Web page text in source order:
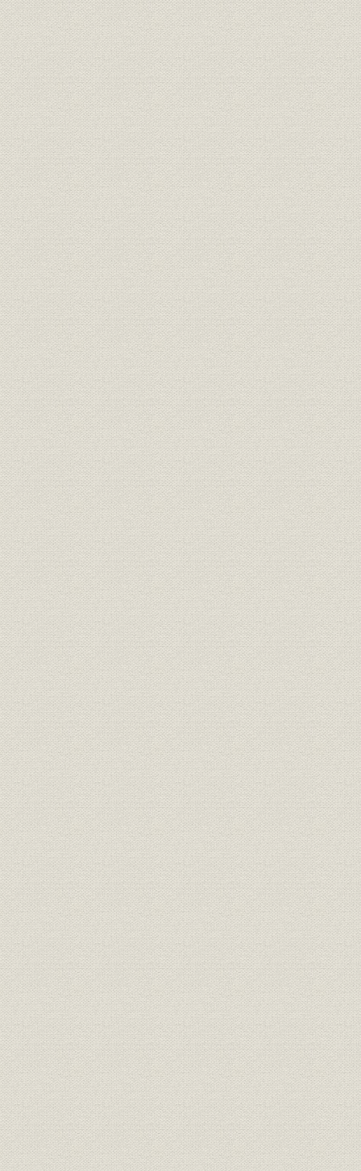
[表]7-2-4 暫定保険料と厚生養老保険の保険料の比較
[表]7-2-5 一件当り金額と物価との対比(昭和九~二三年度)
[表]7-2-6 事業費率の推移(昭和一五~二五年)
[表]7-2-7 昭和22年度の月別新契約高(昭和二二年四月~二三年三月)
[表]7-2-8 団体月払保険の新契約高の推移(昭和二三~三〇年度)
[表]7-2-9 昭和23年度設置の主要団体
[表]7-2-10 自由満期保険の現金満期・証券満期の金額例表
[表]7-2-11 自由満期安定保険保険料例
[表]7-2-12 種類別新契約高(昭和二三~二六年)
[表]7-2-13 簡保・民保(全生保)・当社の新契約高推移(昭和一九~三
[表]7-2-14 家庭月払保険の新契約高(昭和二四~三〇年度)
[表]7-2-15 日本とアメリカの団体定期保険の新契約高・保有契約高
[表]7-2-16 昭和25年度成立のグループ保険
[表]7-2-17 月別新契約高(主要他社と比較 昭和二一年八月~二二年三
[表]7-2-18 昭和25年度月別新契約高(大手他社比較)
[表]7-3-1 資産構成の推移
[表]7-3-2 新会社・旧会社の資産構成(昭和二二年度末)
[表]7-3-3 有価証券種類別構成表
[表]7-3-4 国債保有高の推移
図7-3-1 国債買オペレーション状況
表7-3-5 主要株式売買状況
[表]7-3-6 貸付金内訳
[表]7-3-7 地方公共団体に対する短期貸付
[表]7-3-8 保険約款貸付内訳の推移
[表]7-3-9 総資産利回りの推移
[表]7-3-10 金利の推移
[表]7-3-11 上場株式、配当・利回りの推移
[表]7-3-12 損益の推移(旧会社)
[表]7-3-13 損益の推移(新会社)
[表]7-3-14 利息配当金収入内訳
[表]7-3-15 養老保険配当率例表(年払)
第八章
表8-1-1 全生保の新契約・保有契約・収入保険料・総資産の戦前対
換算実績)
[表]8-2-1 新契約高・保有契約高・収入保険料の推移
[表]8-2-2 個人保険解約失効率の推移(昭和二六~三三年度)